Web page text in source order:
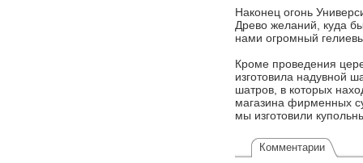
Наконец огонь
Древо желаний, куда
нами огромный
Кроме проведения
изготовила надувной
шатров, в которых
магазина фирменных
мы изготовили
Комментарии